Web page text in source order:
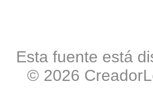
Esta fuente está
© 2026